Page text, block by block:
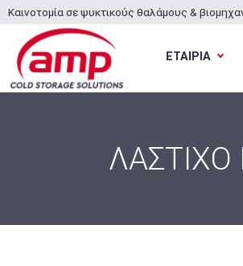
Καινοτομία σε ψυκτικούς θαλάμους &
ΕΤΑΙΡΙΑ